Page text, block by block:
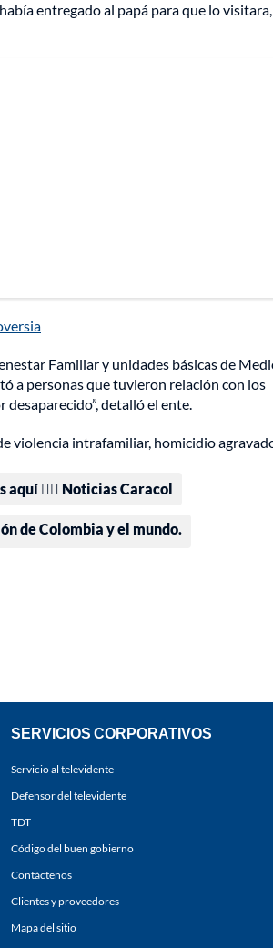
entregado al papá para que lo
Familiar y unidades básicas de
a personas que tuvieron relación con los
detalló el ente.
violencia intrafamiliar, homicidio
👉🏻 Noticias Caracol
de Colombia y el mundo.
SERVICIOS CORPORATIVOS
Servicio al televidente
Defensor del televidente
TDT
Código del buen gobierno
Contáctenos
Clientes y proveedores
Mapa del sitio